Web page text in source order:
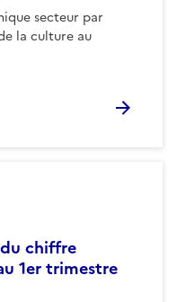
secteur par
la culture au
chiffre
1er trimestre